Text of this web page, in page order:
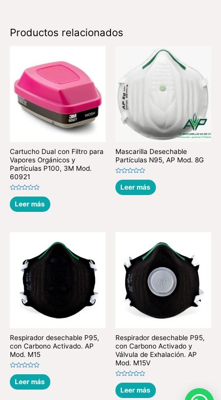
Productos relacionados
Cartucho Dual con Filtro para
Vapores Orgánicos y
Partículas P100, 3M Mod.
60921
Valorado
en
0
de
Leer más
Mascarilla Desechable
Partículas N95, AP Mod. 8G
Valorado
en
0
de
Leer más
Respirador desechable P95,
con Carbono Activado. AP
Mod. M15
Valorado
en
0
de
Leer más
Respirador desechable P95,
con Carbono Activado y
Válvula de Exhalación. AP
Mod. M15V
Valorado
en
0
de
Leer más